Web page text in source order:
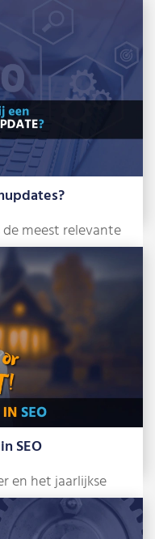
meest relevante
tonen. Om dat te
Lees meer »
SEO
en het jaarlijkse
deur: Halloween.